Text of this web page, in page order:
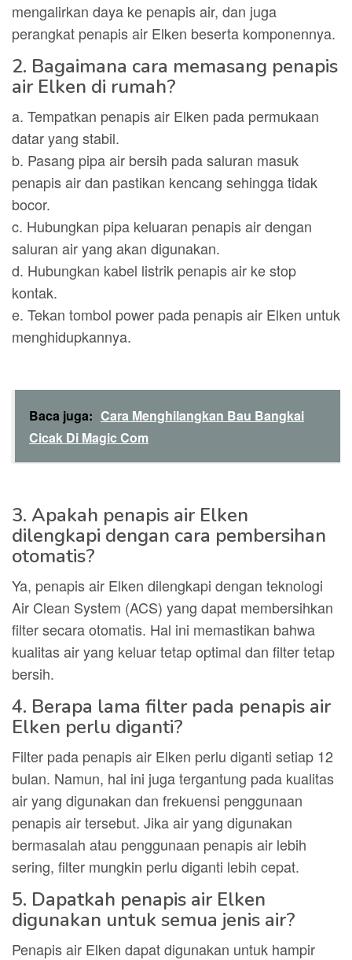
mengalirkan daya ke penapis air, dan juga
perangkat penapis air Elken beserta komponennya.
2. Bagaimana cara memasang penapis
air Elken di rumah?
a. Tempatkan penapis air Elken pada permukaan
datar yang stabil.
b. Pasang pipa air bersih pada saluran masuk
penapis air dan pastikan kencang sehingga tidak
bocor.
c. Hubungkan pipa keluaran penapis air dengan
saluran air yang akan digunakan.
d. Hubungkan kabel listrik penapis air ke stop
kontak.
e. Tekan tombol power pada penapis air Elken untuk
menghidupkannya.
Baca juga: Cara Menghilangkan Bau Bangkai
Cicak Di Magic Com
3. Apakah penapis air Elken
dilengkapi dengan cara pembersihan
otomatis?
Ya, penapis air Elken dilengkapi dengan teknologi
Air Clean System (ACS) yang dapat membersihkan
filter secara otomatis. Hal ini memastikan bahwa
kualitas air yang keluar tetap optimal dan filter tetap
bersih.
4. Berapa lama filter pada penapis air
Elken perlu diganti?
Filter pada penapis air Elken perlu diganti setiap 12
bulan. Namun, hal ini juga tergantung pada kualitas
air yang digunakan dan frekuensi penggunaan
penapis air tersebut. Jika air yang digunakan
bermasalah atau penggunaan penapis air lebih
sering, filter mungkin perlu diganti lebih cepat.
5. Dapatkah penapis air Elken
digunakan untuk semua jenis air?
Penapis air Elken dapat digunakan untuk hampir